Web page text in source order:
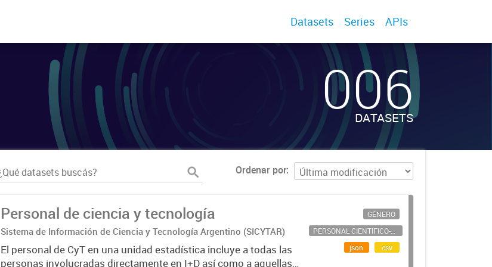
Datasets Series APIs
006
DATASETS
Ordenar por
Personal de ciencia y tecnología
Sistema de Información de Ciencia y Tecnología Argentino (SICYTAR)
El personal de CyT en una unidad estadística incluye a todas las
personas involucradas directamente en I+D así como a aquellas
GÉNERO
PERSONAL CIENTÍFICO-TECNOLÓGICO
json
csv